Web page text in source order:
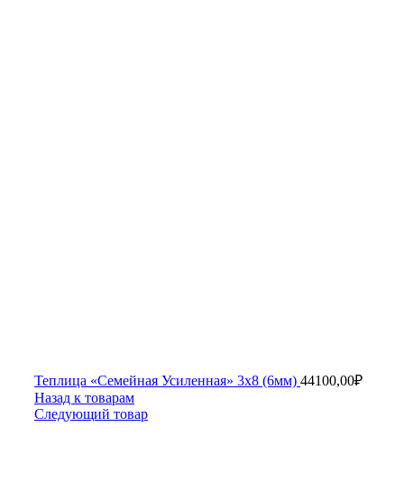
Теплица «Семейная Усиленная» 3х8 (6мм) 44100,00₽
Назад к товарам
Следующий товар